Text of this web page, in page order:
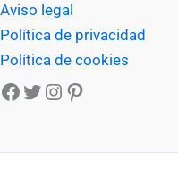
Aviso legal
Política de privacidad
Política de cookies
Facebook
Twitter
Instagram
Pinterest